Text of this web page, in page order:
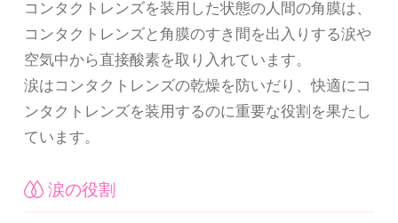
コンタクトレンズを装用した状態の人間の角膜は、
コンタクトレンズと角膜のすき間を出入りする涙や
空気中から直接酸素を取り入れています。
涙はコンタクトレンズの乾燥を防いだり、快適にコ
ンタクトレンズを装用するのに重要な役割を果たし
ています。
涙の役割